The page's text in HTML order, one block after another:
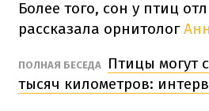
Более того, сон у птиц
рассказала орнитолог
ПОЛНАЯ БЕСЕДА
Птицы могут
тысяч километров: